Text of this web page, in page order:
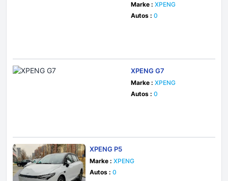
Marke : XPENG
Autos : 0
XPENG G7
Marke : XPENG
Autos : 0
XPENG P5
Marke : XPENG
Autos : 0